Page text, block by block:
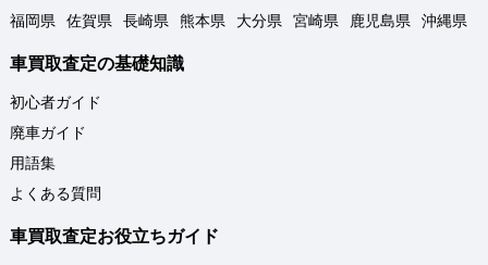
福岡県
佐賀県 長崎県 熊本県 大分県 宮崎県 鹿児島県 沖縄県
車買取査定の基礎知識
初心者ガイド
廃車ガイド
用語集
よくある質問
車買取査定お役立ちガイド